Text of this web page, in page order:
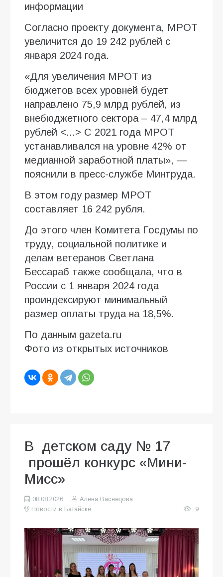
информации
Согласно проекту документа, МРОТ
увеличится до 19 242 рублей с
января 2024 года.
«Для увеличения МРОТ из
бюджетов всех уровней будет
направлено 75,9 млрд рублей, из
внебюджетного сектора – 47,4 млрд
рублей <...> С 2021 года МРОТ
устанавливался на уровне 42% от
медианной заработной платы», —
пояснили в пресс-службе Минтруда.
В этом году размер МРОТ
составляет 16 242 рубля.
До этого член Комитета Госдумы по
труду, социальной политике и
делам ветеранов Светлана
Бессараб также сообщала, что в
России с 1 января 2024 года
проиндексируют минимальный
размер оплаты труда на 18,5%.
По данным gazeta.ru
Фото из открытых источников
В детском саду № 17
прошёл конкурс «Мини-
Мисс»
08.08.2026
Алена Васнецова
Новости в Батайске
9